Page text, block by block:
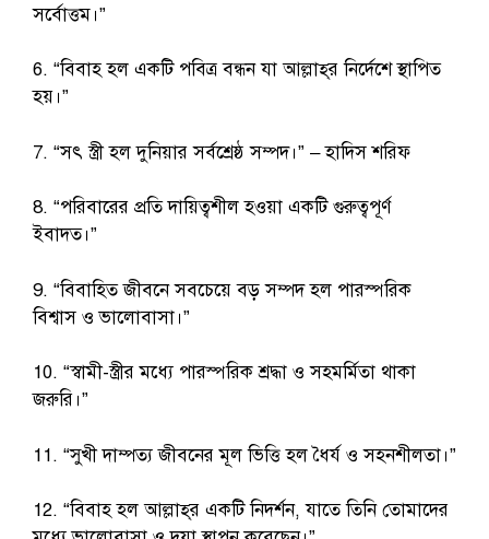
সর্বোত্তম।”
6. “বিবাহ হল একটি পবিত্র বন্ধন যা আল্লাহ্‌র নির্দেশে স্থাপিত
হয়।”
7. “সৎ স্ত্রী হল দুনিয়ার সর্বশ্রেষ্ঠ সম্পদ।” – হাদিস শরিফ
8. “পরিবারের প্রতি দায়িত্বশীল হওয়া একটি গুরুত্বপূর্ণ
ইবাদত।”
9. “বিবাহিত জীবনে সবচেয়ে বড় সম্পদ হল পারস্পরিক
বিশ্বাস ও ভালোবাসা।”
10. “স্বামী-স্ত্রীর মধ্যে পারস্পরিক শ্রদ্ধা ও সহমর্মিতা থাকা
জরুরি।”
11. “সুখী দাম্পত্য জীবনের মূল ভিত্তি হল ধৈর্য ও সহনশীলতা।”
12. “বিবাহ হল আল্লাহ্‌র একটি নিদর্শন, যাতে তিনি তোমাদের